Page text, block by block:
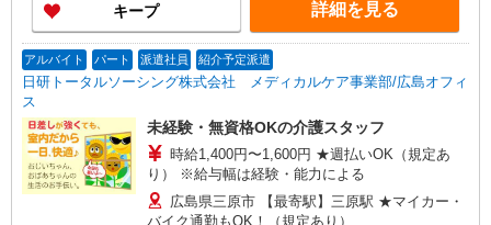
キープ 詳細を見る
アルバイト パート 派遣社員 紹介予定派遣
日研トータルソーシング株式会社 メディカルケア事業部/広島オフィ
ス
未経験・無資格OKの介護スタッフ
時給1,400円〜1,600円 ★週払いOK（規定あ
り） ※給与幅は経験・能力による
広島県三原市 【最寄駅】三原駅 ★マイカー・
バイク通勤もOK！（規定あり）